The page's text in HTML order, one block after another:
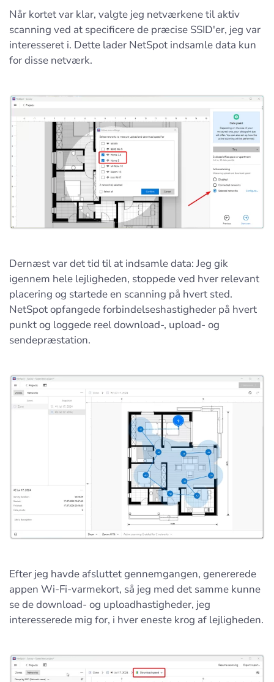
Når kortet var klar, valgte jeg netværkene til aktiv
scanning ved at specificere de præcise SSID'er, jeg var
interesseret i. Dette lader NetSpot indsamle data kun
for disse netværk.
Dernæst var det tid til at indsamle data: Jeg gik
igennem hele lejligheden, stoppede ved hver relevant
placering og startede en scanning på hvert sted.
NetSpot opfangede forbindelseshastigheder på hvert
punkt og loggede reel download-, upload- og
sendepræstation.
Efter jeg havde afsluttet gennemgangen, genererede
appen Wi-Fi-varmekort, så jeg med det samme kunne
se de download- og uploadhastigheder, jeg
interesserede mig for, i hver eneste krog af lejligheden.